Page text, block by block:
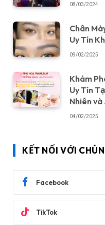
08/03/2024
Chân
Uy Tín
09/02/2025
Khám
Uy Tín
Nhiên và
04/02/2025
KẾT NỐI VỚI
Facebook
TikTok